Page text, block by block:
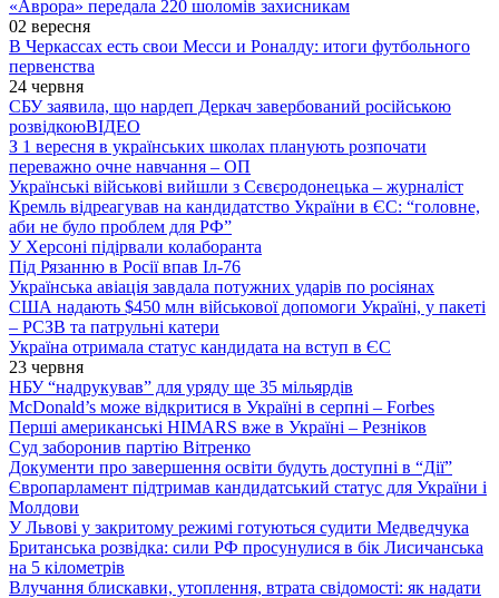
«Аврора» передала 220 шоломів захисникам
02 вересня
В Черкассах есть свои Месси и Роналду: итоги футбольного
первенства
24 червня
СБУ заявила, що нардеп Деркач завербований російською
розвідкоюВІДЕО
З 1 вересня в українських школах планують розпочати
переважно очне навчання – ОП
Українські військові вийшли з Сєвєродонецька – журналіст
Кремль відреагував на кандидатство України в ЄС: “головне,
аби не було проблем для РФ”
У Херсоні підірвали колаборанта
Під Рязанню в Росії впав Іл-76
Українська авіація завдала потужних ударів по росіянах
США надають $450 млн військової допомоги Україні, у пакеті
– РСЗВ та патрульні катери
Україна отримала статус кандидата на вступ в ЄС
23 червня
НБУ “надрукував” для уряду ще 35 мільярдів
McDonald’s може відкритися в Україні в серпні – Forbes
Перші американські HIMARS вже в Україні – Резніков
Суд заборонив партію Вітренко
Документи про завершення освіти будуть доступні в “Дії”
Європарламент підтримав кандидатський статус для України і
Молдови
У Львові у закритому режимі готуються судити Медведчука
Британська розвідка: сили РФ просунулися в бік Лисичанська
на 5 кілометрів
Влучання блискавки, утоплення, втрата свідомості: як надати